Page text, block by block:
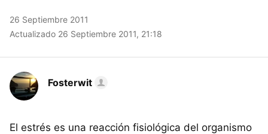
26 Septiembre 2011
Actualizado 26 Septiembre 2011, 21:18
Fosterwit
El estrés es una reacción fisiológica del organismo